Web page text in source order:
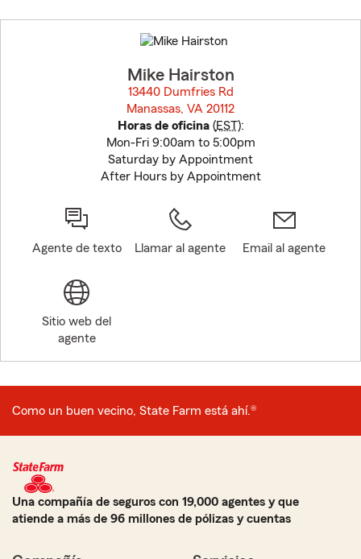
to
before
Mike Hairston
13440 Dumfries Rd
Manassas, VA 20112
Horas de oficina(EST):
Mon-Fri 9:00am to 5:00pm
Saturday by Appointment
After Hours by Appointment
Agente de texto Llamar al agente Email al agente
Sitio web del
agente
Como un buen vecino, State Farm está ahí.®
Una compañía de seguros con 19,000 agentes y que
atiende a más de 96 millones de pólizas y cuentas